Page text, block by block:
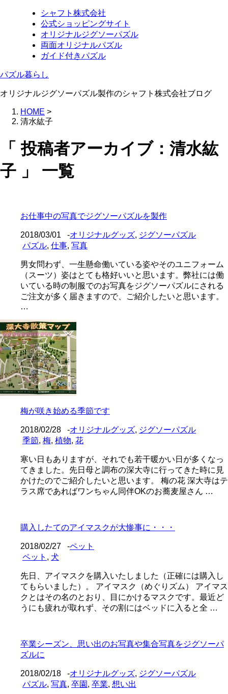
シャフト株式会社
公式ショッピングサイト
オリジナルジグソーパズル
両面オリジナルパズル
ガイド付きパズル
パズル暮らし
オリジナルジグソーパズル製作のシャフト株式会社ブログ
HOME >
清水紘子
「 投稿者アーカイブ：清水紘
子 」 一覧
お仕事中の写真でジグソーパズルを製作
2018/03/01 -オリジナルグッズ, ジグソーパズル
パズル, 仕事, 写真
男女問わず、一生懸命働いている姿やそのユニフォーム
（スーツ）姿はとても格好いいと思います。弊社には働
いている時の制服でのお写真をジグソーパズルにされる
ご注文が多く届きますので、ご紹介したいと思います。
…
梅が咲き始める季節です
2018/02/28 -オリジナルグッズ, ジグソーパズル
季節, 梅, 植物, 花
寒い日もありますが、それでも若干暖かい日が多くなっ
てきました。先日母と調布の深大寺に行ってきた時に見
かけたのでご紹介したいと思います。 梅の花 深大寺はテ
ラス席であればワンちゃん同伴OKのお蕎麦屋さん …
購入したてのアイマスクが大惨事に・・・
2018/02/27 -ペット
ペット , 犬
先日、アイマスクを購入いたしました（正確には購入し
てもらいました）。 アイマスク（めぐりズム） アイマス
クとはその名のとおり、目にかけるマスクです。最近ど
うにも疲れが取れず、その割にはベッドに入ると全 …
卒業シーズン、思い出のお写真や集合写真をジグソーパ
ズルに
2018/02/18 -オリジナルグッズ, ジグソーパズル
パズル, 写真, 卒園 , 卒業, 想い出